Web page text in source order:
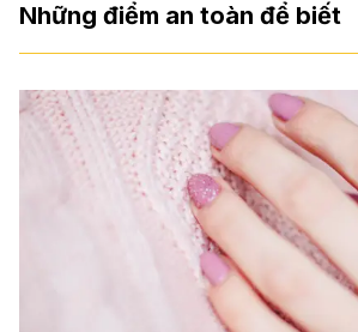
Những điểm an toàn để biết